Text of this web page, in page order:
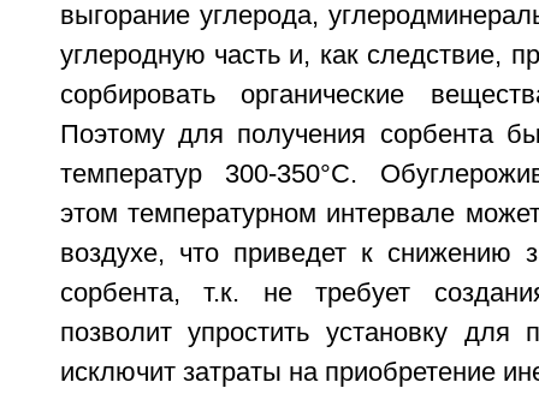
выгорание углерода,
углеродную часть и, как следствие,
сорбировать органические
Поэтому для получения сорбента
температур 300-350°C.
этом температурном интервале
воздухе, что приведет к снижению
сорбента, т.к. не требует
позволит упростить установку для
исключит затраты на приобретение